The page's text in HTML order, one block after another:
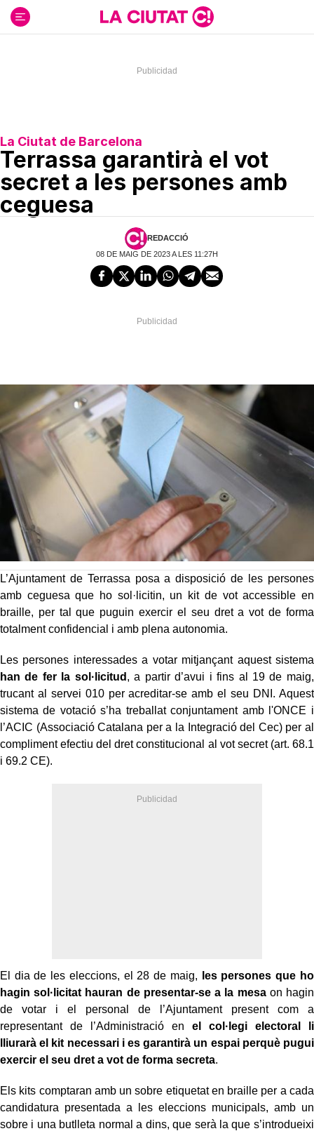
contenido
La Ciutat de Barcelona
Terrassa garantirà el vot
secret a les persones amb
ceguesa
REDACCIÓ
08 DE MAIG DE 2023 A LES 11:27H
L’Ajuntament de Terrassa posa a disposició de les persones
amb ceguesa que ho sol·licitin, un kit de vot accessible en
braille, per tal que puguin exercir el seu dret a vot de forma
totalment confidencial i amb plena autonomia.
Les persones interessades a votar mitjançant aquest sistema
han de fer la sol·licitud , a partir d’avui i fins al 19 de maig,
trucant al servei 010 per acreditar-se amb el seu DNI. Aquest
sistema de votació s’ha treballat conjuntament amb l'ONCE i
l’ACIC (Associació Catalana per a la Integració del Cec) per al
compliment efectiu del dret constitucional al vot secret (art. 68.1
i 69.2 CE).
El dia de les eleccions, el 28 de maig, les persones que ho
hagin sol·licitat hauran de presentar-se a la mesaon hagin
de votar i el personal de l’Ajuntament present com a
representant de l’Administració en el col·legi electoral li
lliurarà el kit necessari i es garantirà un espai perquè pugui
exercir el seu dret a vot de forma secreta.
Els kits comptaran amb un sobre etiquetat en braille per a cada
candidatura presentada a les eleccions municipals, amb un
sobre i una butlleta normal a dins, que serà la que s’introdueixi